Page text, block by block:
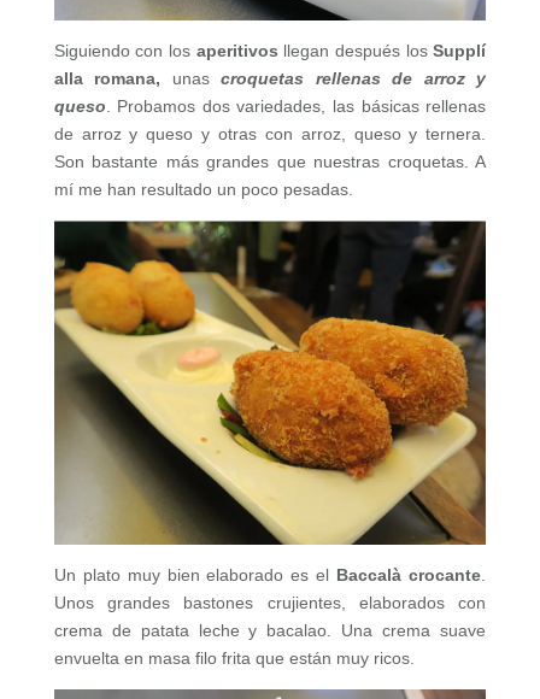
Siguiendo con los aperitivos llegan después losSupplí
alla romana, unascroquetas rellenas de arroz y
queso. Probamos dos variedades, las básicas rellenas
de arroz y queso y otras con arroz, queso y ternera.
Son bastante más grandes que nuestras croquetas. A
mí me han resultado un poco pesadas.
Un plato muy bien elaborado es el Baccalà crocante
Unos grandes bastones crujientes, elaborados con
crema de patata leche y bacalao. Una crema suave
envuelta en masa filo frita que están muy ricos.